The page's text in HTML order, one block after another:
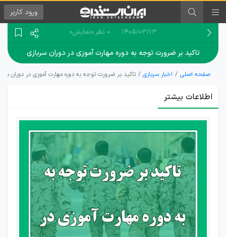
ورود کاربر
۱۴۰۵/۰۳/۱۳ 0 نظر «نمایش»
تاکید بر ضرورت توجه به دوره مهارت آموزی در دوران سربازی
صفحه اصلی اخبار سربازی تاکید بر ضرورت توجه به دوره مهارت آموزی در دوران
اطلاعات بیشتر
سربازان
پس از
پایان
خدمت
باید با
مهارت
وارد